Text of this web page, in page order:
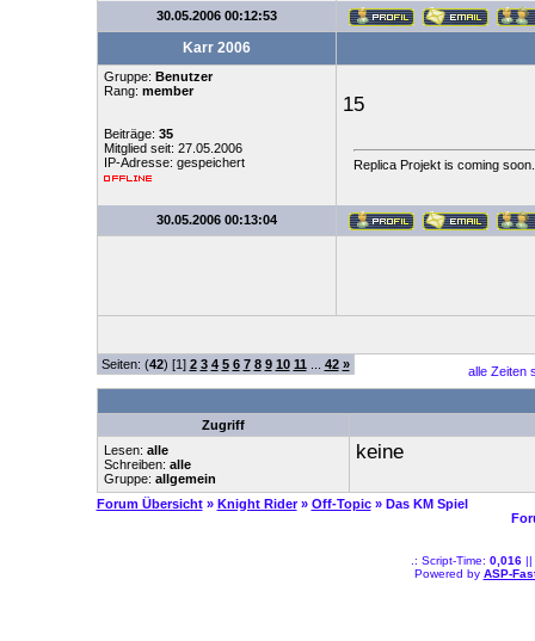
30.05.2006 00:12:53
Karr 2006
Gruppe: Benutzer
Rang: member
Beiträge: 35
Mitglied seit: 27.05.2006
IP-Adresse: gespeichert
15
Replica Projekt is coming soon.
30.05.2006 00:13:04
Seiten: (42) [1] 2 3 4 5 6 7 8 9 10 11 42 » alle Zeiten
Zugriff
Lesen: alle
Schreiben: alle
Gruppe: allgemein
keine
Forum Übersicht » Knight Rider » Off-Topic » Das KM Spiel
.: Script-Time: 0,016||
Powered by ASP-